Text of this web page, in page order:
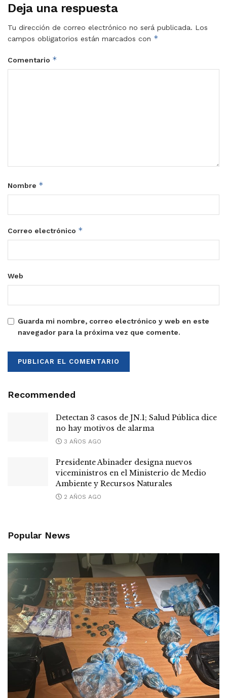
Deja una respuesta
Tu dirección de correo electrónico no será publicada. Los
campos obligatorios están marcados con *
Comentario *
Nombre *
Correo electrónico *
Web
Guarda mi nombre, correo electrónico y web en este
navegador para la próxima vez que comente.
Recommended
Detectan 3 casos de JN.1; Salud Pública dice
no hay motivos de alarma
3 AÑOS AGO
Presidente Abinader designa nuevos
viceministros en el Ministerio de Medio
Ambiente y Recursos Naturales
2 AÑOS AGO
Popular News